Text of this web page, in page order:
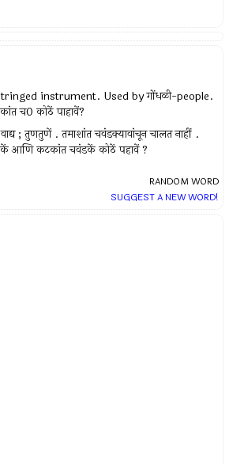
instrument. Used by गोंधळी-people.
च0 कोठें पाहावें?
; तुणतुणें . तमाशांत चवंडक्यावांचून चालत नाहीं .
आणि कटकांत चवंडकें कोठें पहावें ?
RANDOM WORD
SUGGEST A NEW WORD!